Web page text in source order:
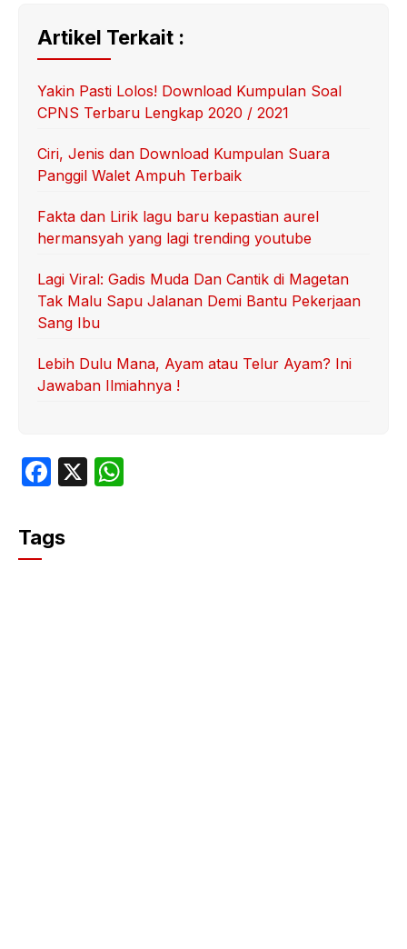
Artikel Terkait :
Yakin Pasti Lolos! Download Kumpulan Soal
CPNS Terbaru Lengkap 2020 / 2021
Ciri, Jenis dan Download Kumpulan Suara
Panggil Walet Ampuh Terbaik
Fakta dan Lirik lagu baru kepastian aurel
hermansyah yang lagi trending youtube
Lagi Viral: Gadis Muda Dan Cantik di Magetan
Tak Malu Sapu Jalanan Demi Bantu Pekerjaan
Sang Ibu
Lebih Dulu Mana, Ayam atau Telur Ayam? Ini
Jawaban Ilmiahnya !
F
c
e
X
Tags